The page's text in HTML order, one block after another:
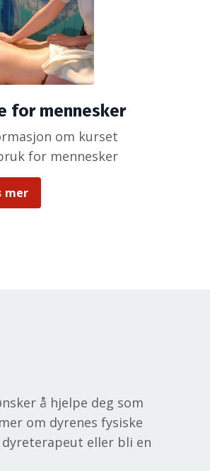
for mennesker
om kurset
for mennesker
mer
å hjelpe deg som
om dyrenes fysiske
eller bli en